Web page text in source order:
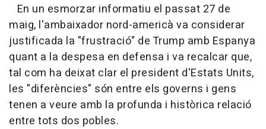
En un esmorzar informatiu el passat 27 de
maig, l'ambaixador nord-americà va considerar
justificada la "frustració" de Trump amb Espanya
quant a la despesa en defensa i va recalcar que,
tal com ha deixat clar el president d'Estats Units,
les "diferències" són entre els governs i gens
tenen a veure amb la profunda i històrica relació
entre tots dos pobles.